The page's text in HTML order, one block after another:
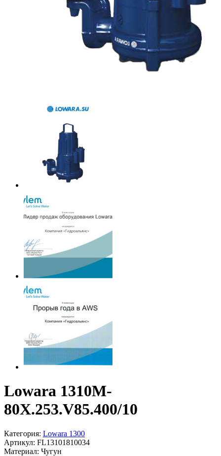
Lowara 1310M-
80X.253.V85.400/10
Категория: Lowara 1300
Артикул: FL13101810034
Материал: Чугун